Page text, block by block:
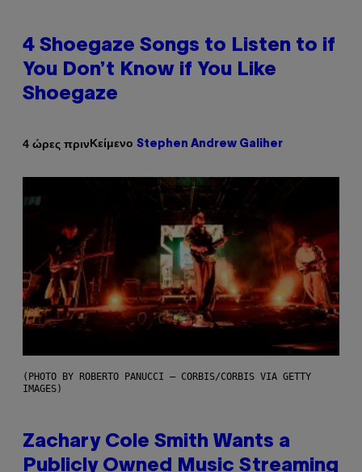
4 Shoegaze Songs to Listen to if
You Don’t Know if You Like
Shoegaze
4 ώρες πρινΚείμενο Stephen Andrew Galiher
(PHOTO BY ROBERTO PANUCCI – CORBIS/CORBIS VIA GETTY
IMAGES)
Zachary Cole Smith Wants a
Publicly Owned Music Streaming